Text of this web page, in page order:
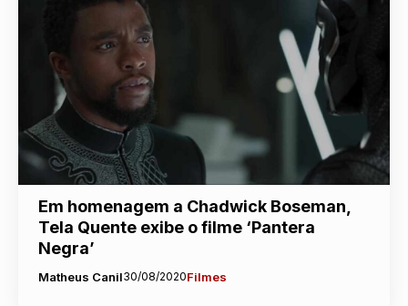
Em homenagem a Chadwick Boseman,
Tela Quente exibe o filme ‘Pantera
Negra’
Matheus Canil30/08/2020Filmes